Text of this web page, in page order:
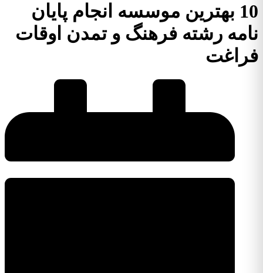
10 بهترین موسسه انجام پایان
نامه رشته فرهنگ و تمدن اوقات
فراغت